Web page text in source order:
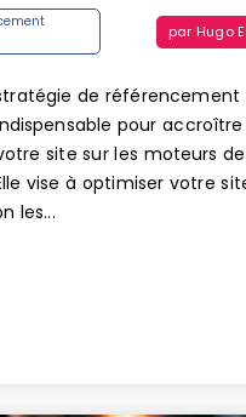
par Hugo
de référencement
pour accroître
site sur les moteurs de
vise à optimiser votre
les...